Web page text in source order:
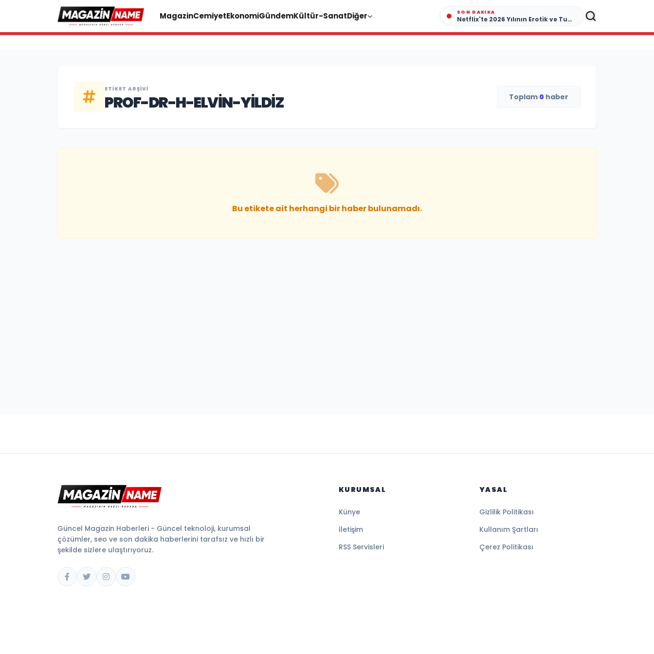
MagazinCemiyetEkonomiGündemKültür-SanatDiğer SON DAKIKA
Netflix'te 2026 Yılının Erotik ve Tutku Dolu Yapımları
ETIKET ARŞIVI
PROF-DR-H-ELVIN-YILDIZ Toplam 0 haber
Bu etikete ait herhangi bir haber bulunamadı.
Güncel Magazin Haberleri - Güncel teknoloji, kurumsal
çözümler, seo ve son dakika haberlerini tarafsız ve hızlı bir
şekilde sizlere ulaştırıyoruz.
KURUMSAL
Künye
İletişim
RSS Servisleri
YASAL
Gizlilik Politikası
Kullanım Şartları
Çerez Politikası